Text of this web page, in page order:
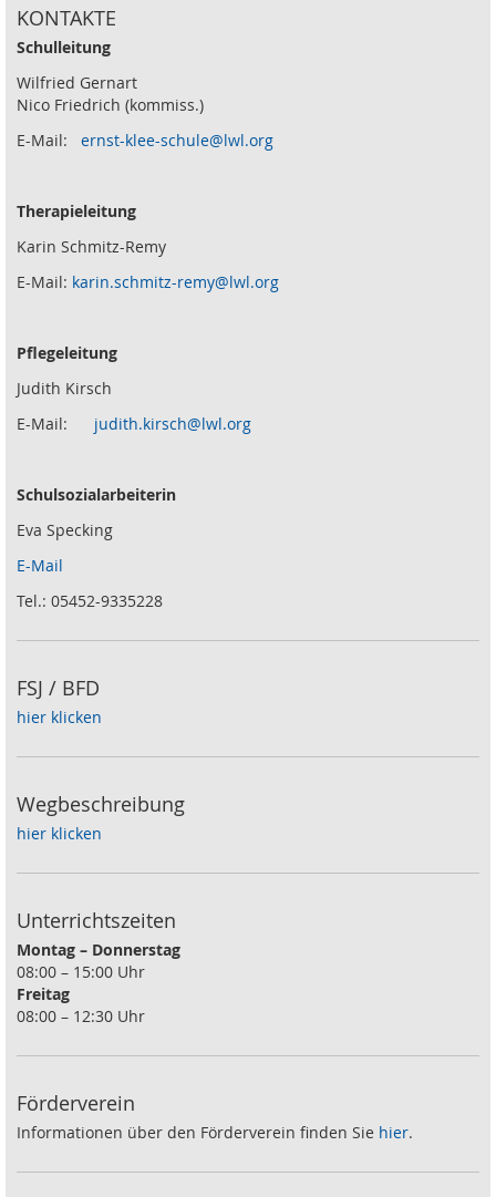
KONTAKTE
Schulleitung
Wilfried Gernart
Nico Friedrich (kommiss.)
E-Mail: ernst-klee-schule@lwl.org
Therapieleitung
Karin Schmitz-Remy
E-Mail: karin.schmitz-remy@lwl.org
Pflegeleitung
Judith Kirsch
E-Mail: judith.kirsch@lwl.org
Schulsozialarbeiterin
Eva Specking
E-Mail
Tel.: 05452-9335228
FSJ / BFD
hier klicken
Wegbeschreibung
hier klicken
Unterrichtszeiten
Montag – Donnerstag
08:00 – 15:00 Uhr
Freitag
08:00 – 12:30 Uhr
Förderverein
Informationen über den Förderverein finden Sie hier.